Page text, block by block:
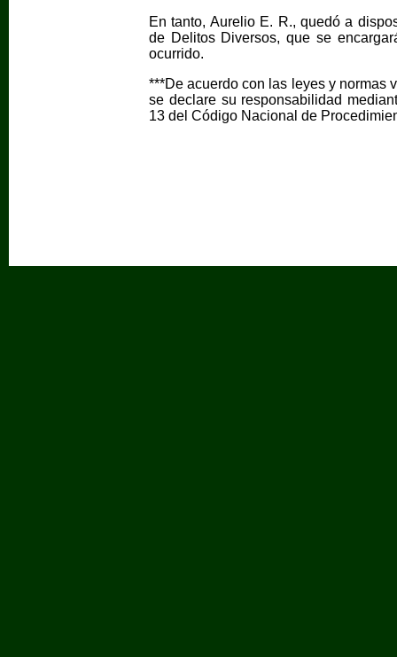
En tanto, Aurelio E. R., quedó a
de Delitos Diversos, que se
ocurrido.
***De acuerdo con las leyes y normas
se declare su responsabilidad
13 del Código Nacional de